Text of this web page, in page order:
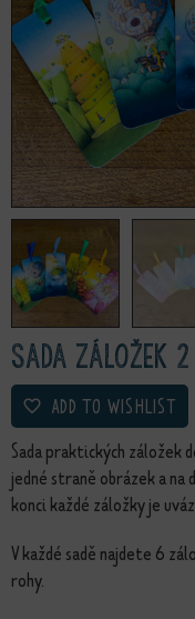
Sada záložek 2
ADD TO WISHLIST
Sada praktických záložek
jedné straně obrázek a
konci každé záložky je
V každé sadě najdete 6
rohy.